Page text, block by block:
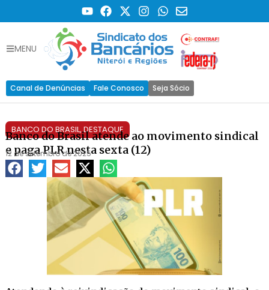
MENU
Canal de Denúncias Fale Conosco Seja Sócio
BANCO DO BRASIL,DESTAQUE
Banco do Brasil atende ao movimento sindical
e paga PLR nesta sexta (12)
12 de setembro de 2025